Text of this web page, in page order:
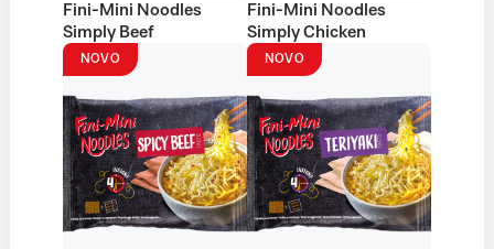
Fini-Mini Noodles
Simply Beef
Fini-Mini Noodles
Simply Chicken
NOVO NOVO